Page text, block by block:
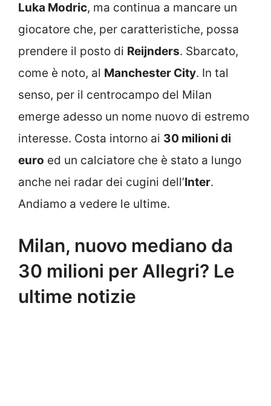
Luka Modric, ma continua a mancare un
giocatore che, per caratteristiche, possa
prendere il posto di Reijnders. Sbarcato,
come è noto, al Manchester City. In tal
senso, per il centrocampo del Milan
emerge adesso un nome nuovo di estremo
interesse. Costa intorno ai 30 milioni di
euro ed un calciatore che è stato a lungo
anche nei radar dei cugini dell’Inter.
Andiamo a vedere le ultime.
Milan, nuovo mediano da
30 milioni per Allegri? Le
ultime notizie